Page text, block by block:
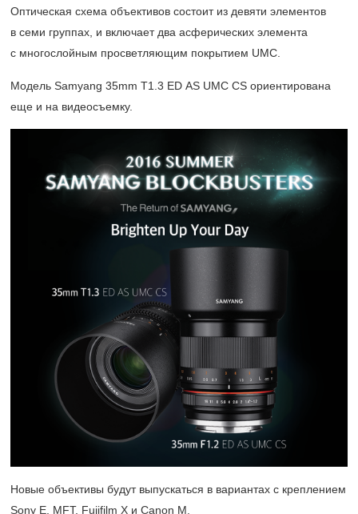
Оптическая схема объективов состоит из девяти элементов
в семи группах, и включает два асферических элемента
с многослойным просветляющим покрытием UMC.
Модель Samyang 35mm T1.3 ED AS UMC CS ориентирована
еще и на видеосъемку.
Новые объективы будут выпускаться в вариантах с креплением
Sony E, MFT, Fujifilm X и Canon M.